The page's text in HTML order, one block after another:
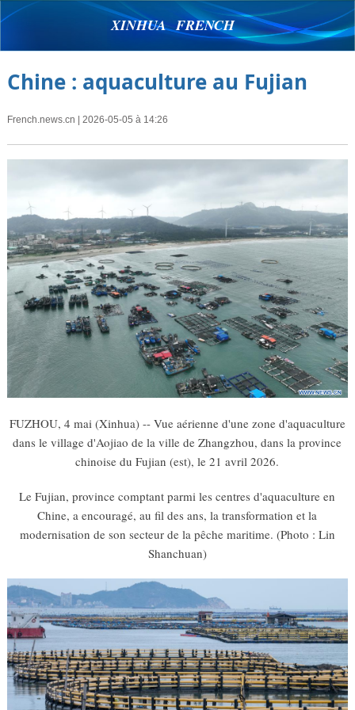
XINHUA FRENCH
Chine : aquaculture au Fujian
French.news.cn | 2026-05-05 à 14:26
FUZHOU, 4 mai (Xinhua) -- Vue aérienne d'une zone d'aquaculture
dans le village d'Aojiao de la ville de Zhangzhou, dans la province
chinoise du Fujian (est), le 21 avril 2026.
Le Fujian, province comptant parmi les centres d'aquaculture en
Chine, a encouragé, au fil des ans, la transformation et la
modernisation de son secteur de la pêche maritime. (Photo : Lin
Shanchuan)